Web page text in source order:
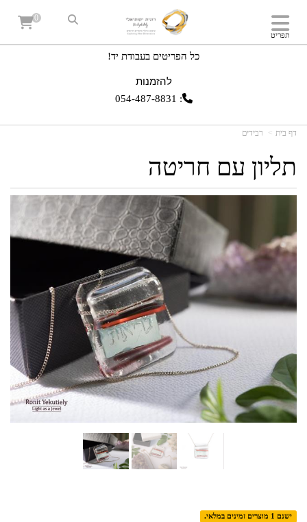
כל הפריטים בעבודת יד!
להזמנות
:
054-487-8831
תפריט
0
דף בית רבידים
תליון עם חריטה
ישנם 1 מוצרים זמינים במלאי.